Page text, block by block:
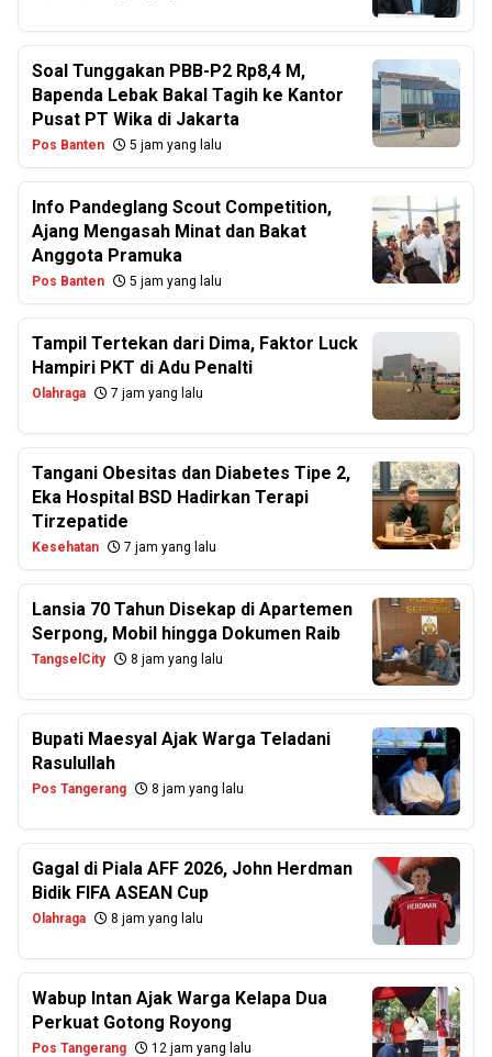
Soal Tunggakan PBB-P2 Rp8,4 M,
Bapenda Lebak Bakal Tagih ke Kantor
Pusat PT Wika di Jakarta
Pos Banten 5 jam yang lalu
Info Pandeglang Scout Competition,
Ajang Mengasah Minat dan Bakat
Anggota Pramuka
Pos Banten 5 jam yang lalu
Tampil Tertekan dari Dima, Faktor Luck
Hampiri PKT di Adu Penalti
Olahraga 7 jam yang lalu
Tangani Obesitas dan Diabetes Tipe 2,
Eka Hospital BSD Hadirkan Terapi
Tirzepatide
Kesehatan 7 jam yang lalu
Lansia 70 Tahun Disekap di Apartemen
Serpong, Mobil hingga Dokumen Raib
TangselCity 8 jam yang lalu
Bupati Maesyal Ajak Warga Teladani
Rasulullah
Pos Tangerang 8 jam yang lalu
Gagal di Piala AFF 2026, John Herdman
Bidik FIFA ASEAN Cup
Olahraga 8 jam yang lalu
Wabup Intan Ajak Warga Kelapa Dua
Perkuat Gotong Royong
Pos Tangerang 12 jam yang lalu